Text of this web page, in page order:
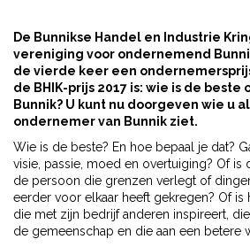
De Bunnikse Handel en Industrie
vereniging voor ondernemend
de vierde keer een
de BHIK-prijs 2017 is: wie is de beste
Bunnik? U kunt nu doorgeven wie u
ondernemer van Bunnik ziet.
Wie is de beste? En hoe bepaal je dat?
visie, passie, moed en overtuiging? Of is
de persoon die grenzen verlegt of
eerder voor elkaar heeft gekregen? Of
die met zijn bedrijf anderen inspireert,
de gemeenschap en die aan een betere